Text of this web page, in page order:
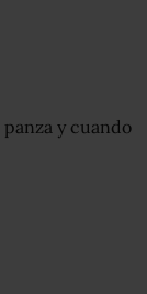
y cuando